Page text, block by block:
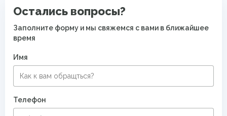
Остались вопросы?
Заполните форму и мы свяжемся с вами в ближайшее
время
Имя
Телефон